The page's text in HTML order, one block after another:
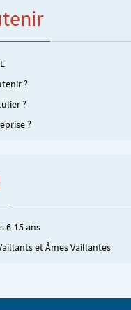
?
?
?
6-15 ans
et Âmes Vaillantes